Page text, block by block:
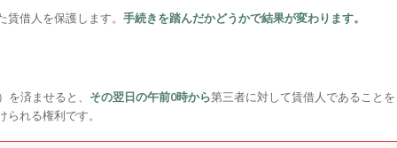
借人を保護します。 手続きを踏んだかどうかで結果が変わります。
済ませると、 その翌日の午前0時から第三者に対して賃借人であることを
れる権利です。